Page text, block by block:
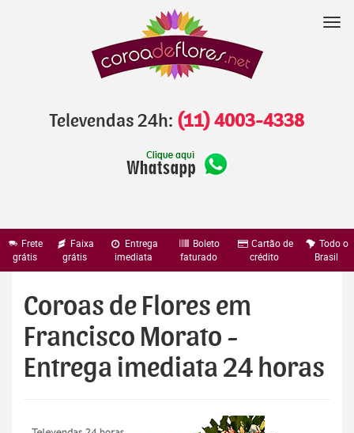
Televendas 24h: (11) 4003-4338
Frete
grátis
Faixa
grátis
Entrega
imediata
Boleto
faturado
Cartão de
crédito
Todo o
Brasil
Coroas de Flores em
Francisco Morato -
Entrega imediata 24 horas